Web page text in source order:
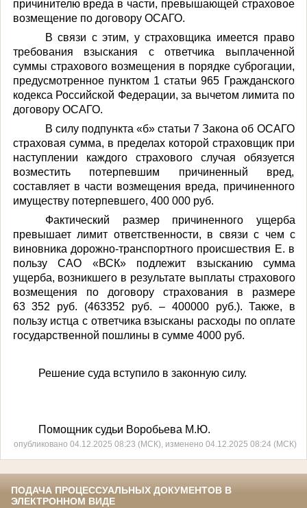
причинителю вреда в части, превышающей страховое
возмещение по договору ОСАГО.
В связи с этим, у страховщика имеется право
требования взыскания с ответчика выплаченной
суммы страхового возмещения в порядке суброгации,
предусмотренное пунктом 1 статьи 965 Гражданского
кодекса Российской Федерации, за вычетом лимита по
договору ОСАГО.
В силу подпункта «б» статьи 7 Закона об ОСАГО
страховая сумма, в пределах которой страховщик при
наступлении каждого страхового случая обязуется
возместить потерпевшим причиненный вред,
составляет в части возмещения вреда, причиненного
имуществу потерпевшего, 400 000 руб.
Фактический размер причиненного ущерба
превышает лимит ответственности, в связи с чем с
виновника дорожно-транспортного происшествия Е. в
пользу САО «ВСК» подлежит взысканию сумма
ущерба, возникшего в результате выплаты страхового
возмещения по договору страхования в размере
63 352 руб. (463352 руб. – 400000 руб.). Также, в
пользу истца с ответчика взысканы расходы по оплате
государственной пошлины в сумме 4000 руб.
Решение суда вступило в законную силу.
Помощник судьи Воробьева М.Ю.
опубликовано 04.12.2025 08:23 (МСК), изменено 04.12.2025 08:24 (МСК)
ПОДАЧА ПРОЦЕССУАЛЬНЫХ ДОКУМЕНТОВ В
ЭЛЕКТРОННОМ ВИДЕ